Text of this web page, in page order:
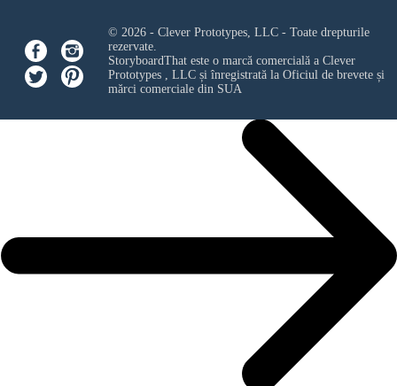
© 2026 - Clever Prototypes, LLC - Toate drepturile
rezervate.
StoryboardThat este o marcă comercială a Clever
Prototypes , LLCși înregistrată la Oficiul de brevete și
mărci comerciale din SUA